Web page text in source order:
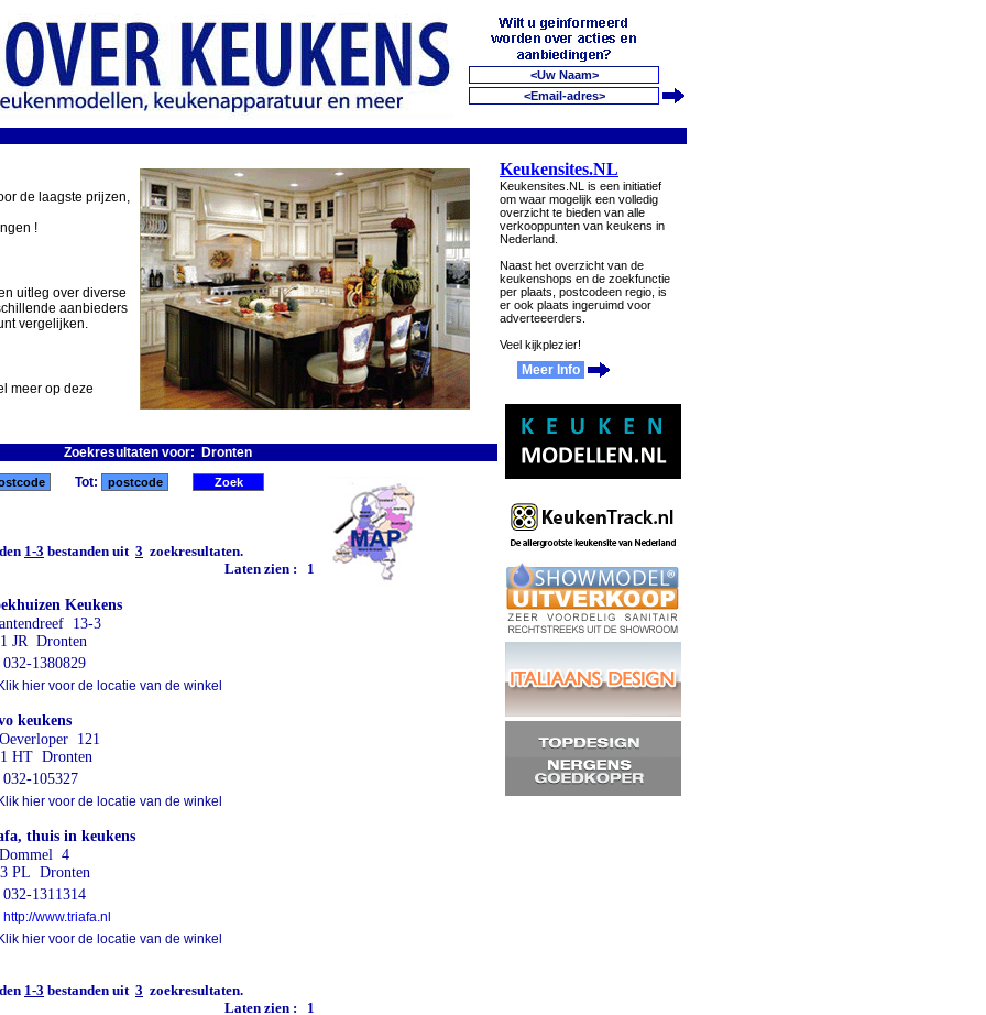
de laagste prijzen,
!
uitleg over diverse
aanbieders
vergelijken.
meer op deze
Zoekresultaten voor: Dronten
Tot:
1-3 bestanden uit 3 zoekresultaten.
Laten zien :
1
Keukens
13-3
JR Dronten
032-1380829
hier voor de locatie van de winkel
keukens
121
HT Dronten
032-105327
hier voor de locatie van de winkel
thuis in keukens
4
PL Dronten
032-1311314
http://www.triafa.nl
hier voor de locatie van de winkel
1-3 bestanden uit 3 zoekresultaten.
Laten zien :
1
Keukensites.NL
Keukensites.NL is een initiatief
om waar mogelijk een volledig
overzicht te bieden van alle
verkooppunten van keukens in
Nederland.
Naast het overzicht van de
keukenshops en de zoekfunctie
per plaats, postcodeen regio, is
er ook plaats ingeruimd voor
adverteeerders.
Veel kijkplezier!
Meer Info